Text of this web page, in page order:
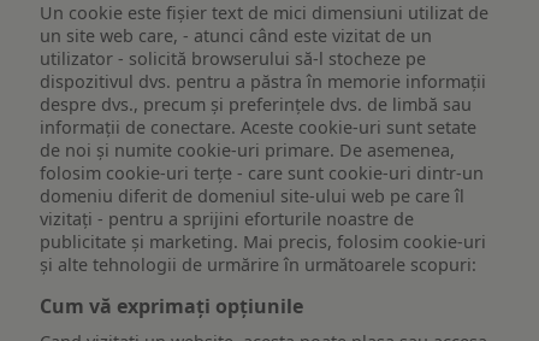
Un cookie este fişier text de mici dimensiuni utilizat de
un site web care, - atunci când este vizitat de un
utilizator - solicită browserului să-l stocheze pe
dispozitivul dvs. pentru a păstra în memorie informații
despre dvs., precum și preferințele dvs. de limbă sau
informații de conectare. Aceste cookie-uri sunt setate
de noi și numite cookie-uri primare. De asemenea,
folosim cookie-uri terțe - care sunt cookie-uri dintr-un
domeniu diferit de domeniul site-ului web pe care îl
vizitați - pentru a sprijini eforturile noastre de
publicitate și marketing. Mai precis, folosim cookie-uri
și alte tehnologii de urmărire în următoarele scopuri:
Cum vă exprimați opțiunile